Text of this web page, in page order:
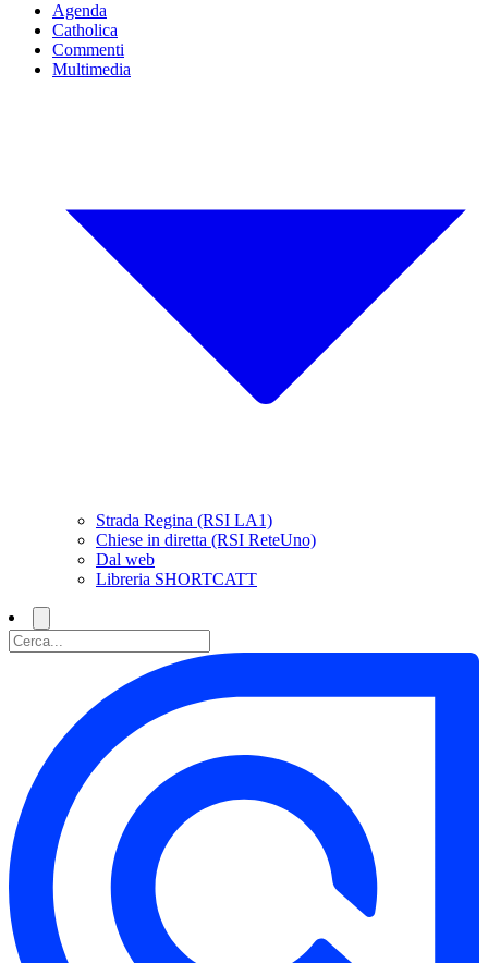
Agenda
Catholica
Commenti
Multimedia
Strada Regina (RSI LA1)
Chiese in diretta (RSI ReteUno)
Dal web
Libreria SHORTCATT